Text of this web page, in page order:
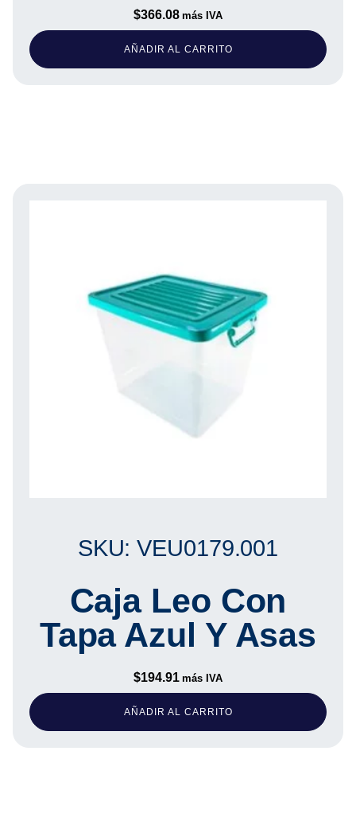
$366.08 más IVA
AÑADIR AL CARRITO
SKU: VEU0179.001
Caja Leo Con
Tapa Azul Y Asas
$194.91 más IVA
AÑADIR AL CARRITO